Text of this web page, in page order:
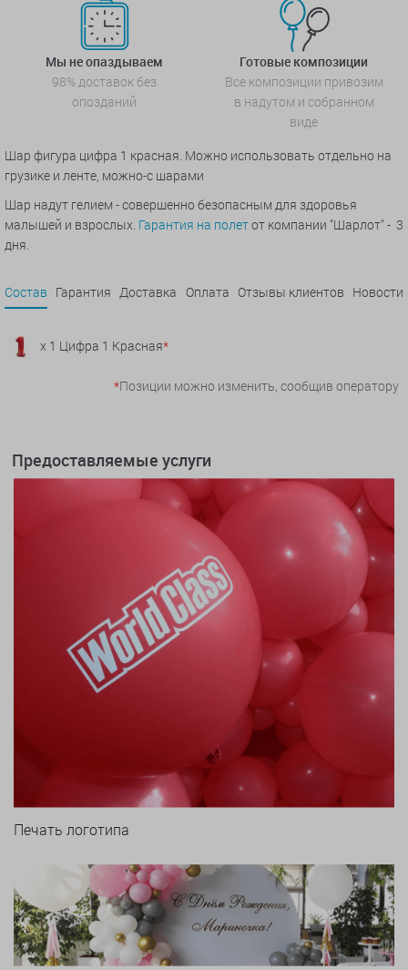
Мы не опаздываем
98% доставок без
опозданий
Готовые композиции
Все композиции привозим
в надутом и собранном
виде
Шар фигура цифра 1 красная. Можно использовать отдельно на
грузике и ленте, можно-с шарами
Шар надут гелием - совершенно безопасным для здоровья
малышей и взрослых. Гарантия на полетот компании "Шарлот" - 3
дня.
Состав Гарантия Доставка Оплата Отзывы клиентов Новости
x 1 Цифра 1 Красная*
*Позиции можно изменить, сообщив оператору
Предоставляемые услуги
Печать логотипа